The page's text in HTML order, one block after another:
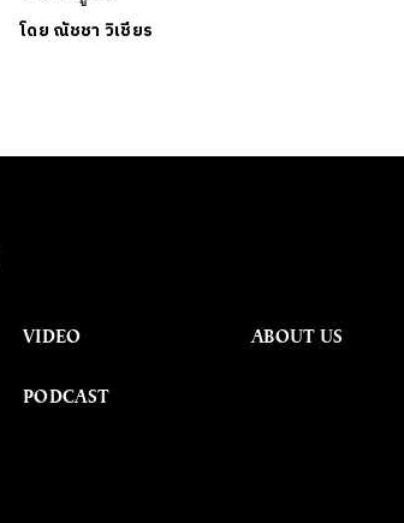
โดย ณัชชา วิเชียร
VIDEO
PODCAST
ABOUT US